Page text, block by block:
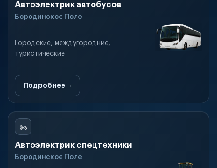
Автоэлектрик автобусов
Бородинское Поле
Городские, междугородние,
туристические
Подробнее
Автоэлектрик спецтехники
Бородинское Поле